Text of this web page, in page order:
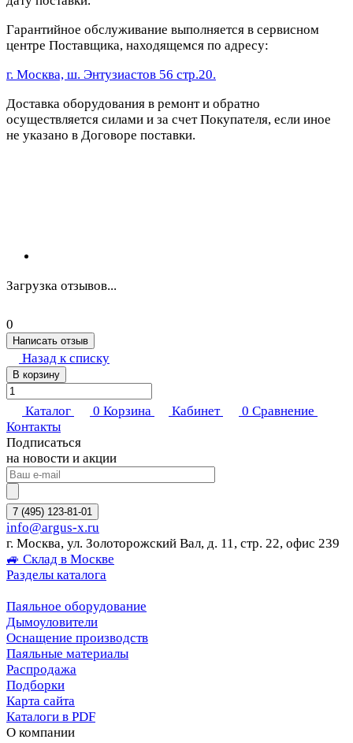
Гарантийное обслуживание выполняется в сервисном
центре Поставщика, находящемся по адресу:
г. Москва, ш. Энтузиастов 56 стр.20.
Доставка оборудования в ремонт и обратно
осуществляется силами и за счет Покупателя, если иное
не указано в Договоре поставки.
Загрузка отзывов...
0
Написать отзыв
Назад к списку
В корзину
Каталог 0 Корзина Кабинет 0 Сравнение
Контакты
Подписаться
на новости и акции
7 (495) 123-81-01
info@argus-x.ru
г. Москва, ул. Золоторожский Вал, д. 11, стр. 22, офис 239
🚙 Склад в Москве
Разделы каталога
Паяльное оборудование
Дымоуловители
Оснащение производств
Паяльные материалы
Распродажа
Подборки
Карта сайта
Каталоги в PDF
О компании